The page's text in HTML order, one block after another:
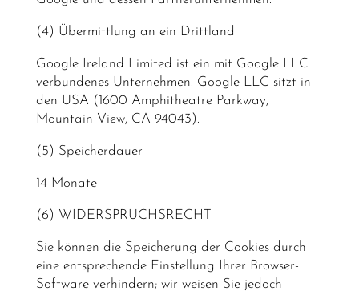
(4) Übermittlung an ein Drittland
Google Ireland Limited ist ein mit Google LLC
verbundenes Unternehmen. Google LLC sitzt in
den USA (1600 Amphitheatre Parkway,
Mountain View, CA 94043).
(5) Speicherdauer
14 Monate
(6) WIDERSPRUCHSRECHT
Sie können die Speicherung der Cookies durch
eine entsprechende Einstellung Ihrer Browser-
Software verhindern; wir weisen Sie jedoch